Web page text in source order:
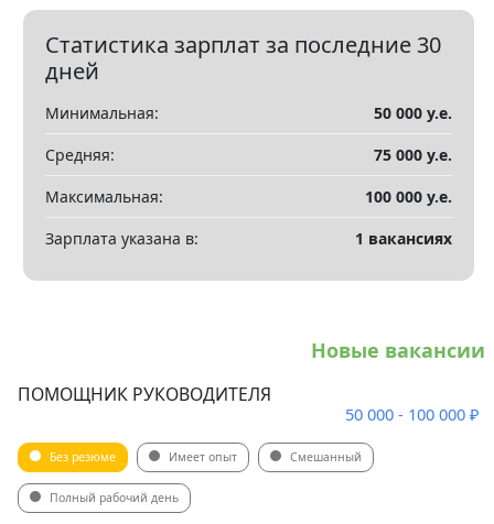
Показать все разделы▼
Статистика зарплат за последние 30
дней
Минимальная:
50 000 у.е.
Средняя:
75 000 у.е.
Максимальная:
100 000 у.е.
Зарплата указана в:
1 вакансиях
Новые вакансии
ПОМОЩНИК РУКОВОДИТЕЛЯ
50 000 - 100 000 ₽
Без резюме Имеет опыт Смешанный
Полный рабочий день